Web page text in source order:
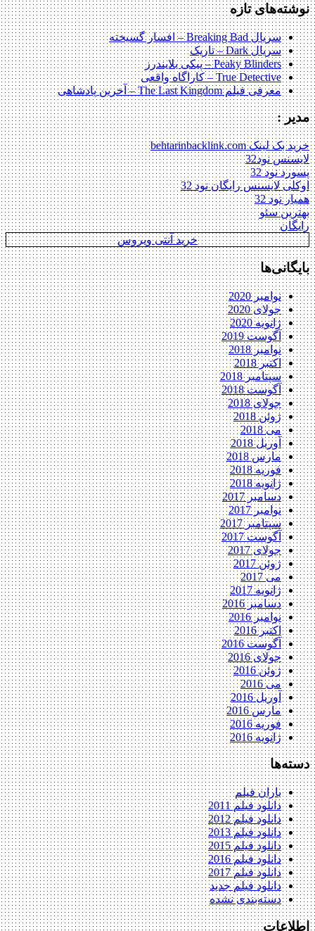
نوشته‌های تازه
سریال Breaking Bad – افسار گسیخته
سریال Dark – تاریک
Peaky Blinders – پیکی بلایندرز
True Detective – کاراگاه واقعی
معرفی فیلم The Last Kingdom – آخرین پادشاهی
مدیر :
خرید بک لینک behtarinbacklink.com
لایسنس نود32
پسورد نود 32
اوکلی لایسنس رایگان نود 32
همیار نود 32
بهترین سئو
رایگان
خرید آنتی ویروس
بایگانی‌ها
نوامبر 2020
جولای 2020
ژانویه 2020
آگوست 2019
نوامبر 2018
اکتبر 2018
سپتامبر 2018
آگوست 2018
جولای 2018
ژوئن 2018
می 2018
آوریل 2018
مارس 2018
فوریه 2018
ژانویه 2018
دسامبر 2017
نوامبر 2017
سپتامبر 2017
آگوست 2017
جولای 2017
ژوئن 2017
می 2017
ژانویه 2017
دسامبر 2016
نوامبر 2016
اکتبر 2016
آگوست 2016
جولای 2016
ژوئن 2016
می 2016
آوریل 2016
مارس 2016
فوریه 2016
ژانویه 2016
دسته‌ها
باران فیلم
دانلود فیلم 2011
دانلود فیلم 2012
دانلود فیلم 2013
دانلود فیلم 2015
دانلود فیلم 2016
دانلود فیلم 2017
دانلود فیلم جدید
دسته‌بندی نشده
اطلاعات